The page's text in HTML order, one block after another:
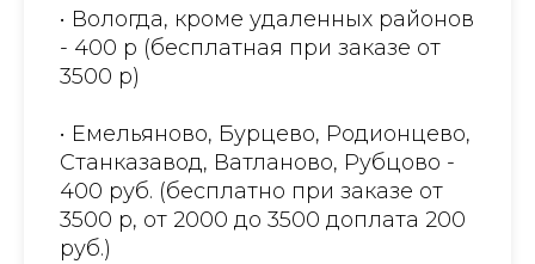
• Вологда, кроме удаленных районов
- 400 р (бесплатная при заказе от
3500 р)
• Емельяново, Бурцево, Родионцево,
Станказавод, Ватланово, Рубцово -
400 руб. (бесплатно при заказе от
3500 р, от 2000 до 3500 доплата 200
руб.)